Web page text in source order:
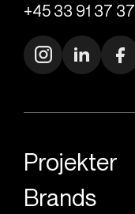
+45 33 91 37 37
Projekter
Brands